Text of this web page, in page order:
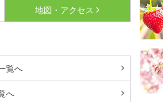
地図・アクセス
覧へ
へ